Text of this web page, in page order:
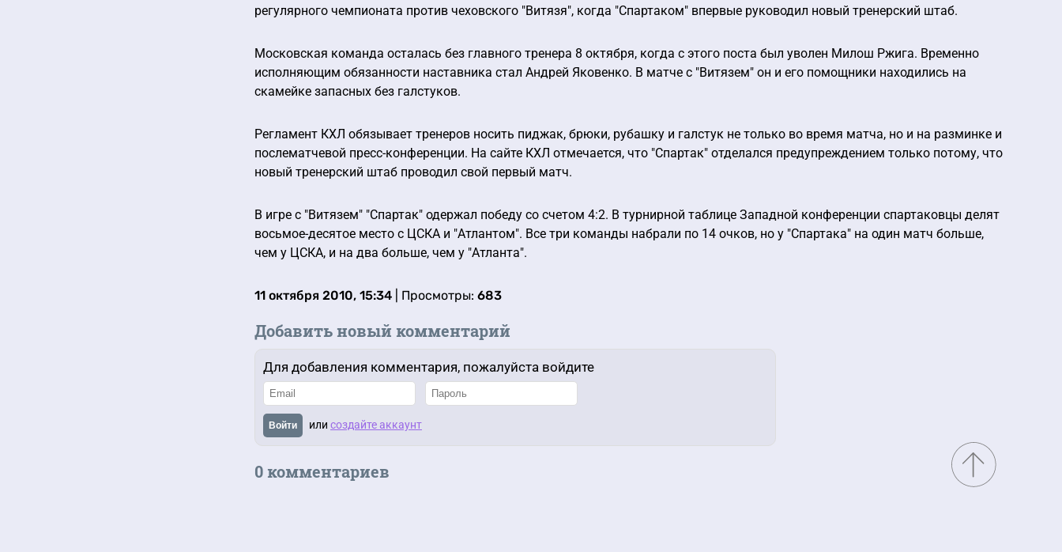
регулярного чемпионата против чеховского "Витязя", когда "Спартаком" впервые руководил новый тренерский штаб.
Московская команда осталась без главного тренера 8 октября, когда с этого поста был уволен Милош Ржига. Временно
исполняющим обязанности наставника стал Андрей Яковенко. В матче с "Витязем" он и его помощники находились на
скамейке запасных без галстуков.
Регламент КХЛ обязывает тренеров носить пиджак, брюки, рубашку и галстук не только во время матча, но и на разминке и
послематчевой пресс-конференции. На сайте КХЛ отмечается, что "Спартак" отделался предупреждением только потому, что
новый тренерский штаб проводил свой первый матч.
В игре с "Витязем" "Спартак" одержал победу со счетом 4:2. В турнирной таблице Западной конференции спартаковцы делят
восьмое-десятое место с ЦСКА и "Атлантом". Все три команды набрали по 14 очков, но у "Спартака" на один матч больше,
чем у ЦСКА, и на два больше, чем у "Атланта".
11 октября 2010, 15:34 | Просмотры: 683
Добавить новый комментарий
Для добавления комментария, пожалуйста войдите
Войти или создайте аккаунт
0 комментариев